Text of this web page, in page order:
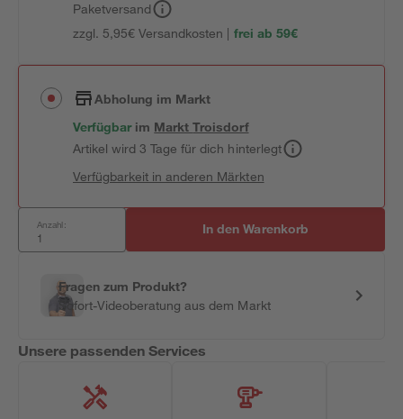
Paketversand
zzgl. 5,95€ Versandkosten | frei ab 59€
Abholung im Markt
Verfügbar im MarktTroisdorf
Artikel wird 3 Tage für dich hinterlegt
Verfügbarkeit in anderen Märkten
Anzahl: In den Warenkorb
Fragen zum Produkt?
Sofort-Videoberatung aus dem Markt
Unsere passenden Services